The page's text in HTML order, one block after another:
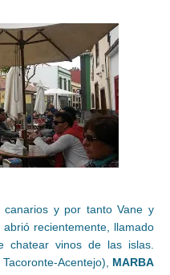
y por tanto Vane y
recientemente, llamado
chatear vinos de las islas.
Acentejo),
MARBA